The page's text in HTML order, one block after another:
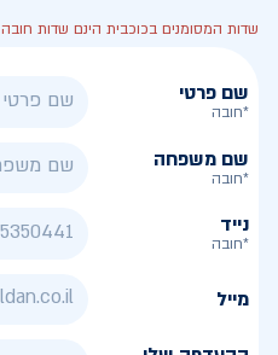
שדות המסומנים בכוכבית הינם שדות חובה
שם פרטי
*חובה
שם משפחה
*חובה
נייד
*חובה
מייל